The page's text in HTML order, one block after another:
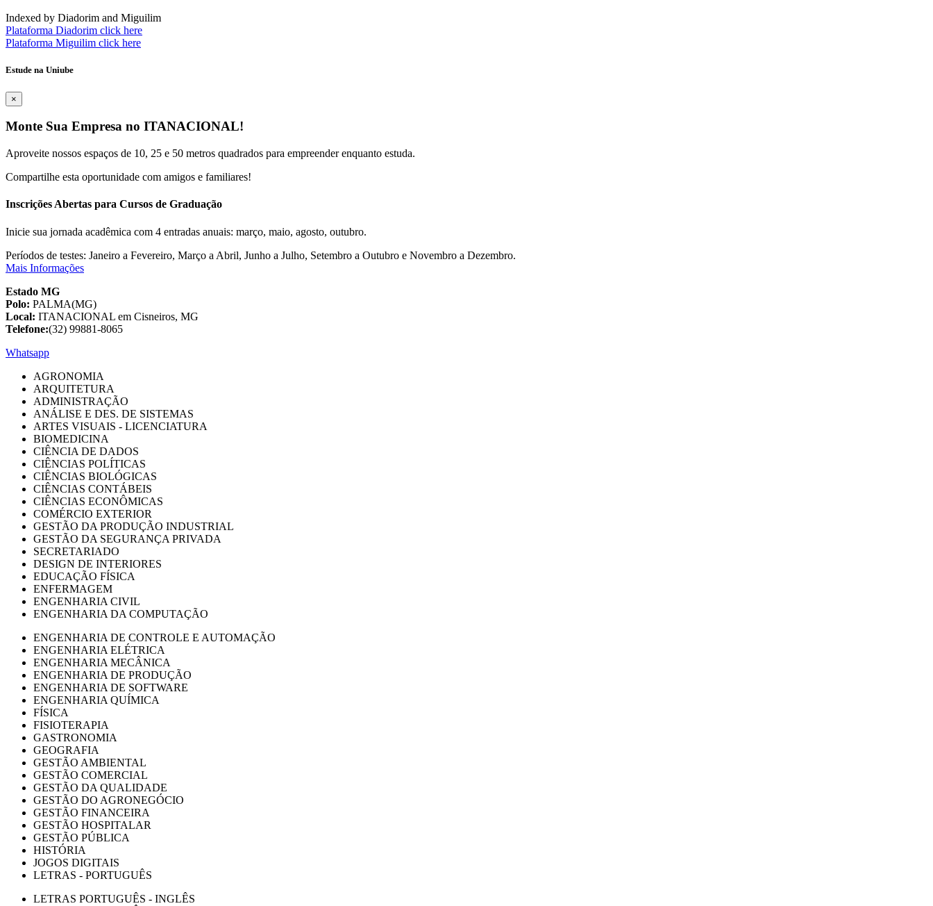
Indexed by Diadorim and Miguilim
Plataforma Diadorim click here
Plataforma Miguilim click here
Estude na Uniube
×
Monte Sua Empresa no ITANACIONAL!
Aproveite nossos espaços de 10, 25 e 50 metros quadrados para empreender enquanto estuda.
Compartilhe esta oportunidade com amigos e familiares!
Inscrições Abertas para Cursos de Graduação
Inicie sua jornada acadêmica com 4 entradas anuais: março, maio, agosto, outubro.
Períodos de testes: Janeiro a Fevereiro, Março a Abril, Junho a Julho, Setembro a Outubro e Novembro a Dezembro.
Mais Informações
Estado MG
Polo: PALMA(MG)
Local: ITANACIONAL em Cisneiros, MG
Telefone:(32) 99881-8065
Whatsapp
AGRONOMIA
ARQUITETURA
ADMINISTRAÇÃO
ANÁLISE E DES. DE SISTEMAS
ARTES VISUAIS - LICENCIATURA
BIOMEDICINA
CIÊNCIA DE DADOS
CIÊNCIAS POLÍTICAS
CIÊNCIAS BIOLÓGICAS
CIÊNCIAS CONTÁBEIS
CIÊNCIAS ECONÔMICAS
COMÉRCIO EXTERIOR
GESTÃO DA PRODUÇÃO INDUSTRIAL
GESTÃO DA SEGURANÇA PRIVADA
SECRETARIADO
DESIGN DE INTERIORES
EDUCAÇÃO FÍSICA
ENFERMAGEM
ENGENHARIA CIVIL
ENGENHARIA DA COMPUTAÇÃO
ENGENHARIA DE CONTROLE E AUTOMAÇÃO
ENGENHARIA ELÉTRICA
ENGENHARIA MECÂNICA
ENGENHARIA DE PRODUÇÃO
ENGENHARIA DE SOFTWARE
ENGENHARIA QUÍMICA
FÍSICA
FISIOTERAPIA
GASTRONOMIA
GEOGRAFIA
GESTÃO AMBIENTAL
GESTÃO COMERCIAL
GESTÃO DA QUALIDADE
GESTÃO DO AGRONEGÓCIO
GESTÃO FINANCEIRA
GESTÃO HOSPITALAR
GESTÃO PÚBLICA
HISTÓRIA
JOGOS DIGITAIS
LETRAS - PORTUGUÊS
LETRAS PORTUGUÊS - INGLÊS